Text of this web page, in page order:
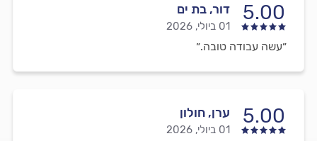
5.00 דור, בת ים
01 ביולי, 2026
״עשה עבודה טובה.״
5.00 ערן, חולון
01 ביולי, 2026